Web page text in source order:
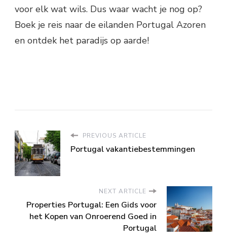
voor elk wat wils. Dus waar wacht je nog op?
Boek je reis naar de eilanden Portugal Azoren
en ontdek het paradijs op aarde!
PREVIOUS ARTICLE
Portugal vakantiebestemmingen
NEXT ARTICLE
Properties Portugal: Een Gids voor
het Kopen van Onroerend Goed in
Portugal